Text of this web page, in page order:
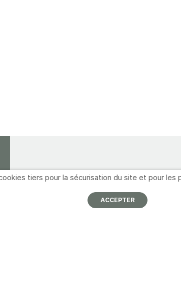
tiers pour la sécurisation du site et pour les
ACCEPTER
Informations Navigation